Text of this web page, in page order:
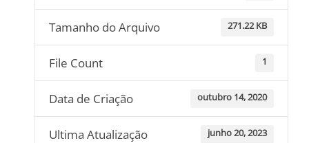
Tamanho do Arquivo 271.22 KB
File Count 1
Data de Criação outubro 14, 2020
Ultima Atualização junho 20, 2023